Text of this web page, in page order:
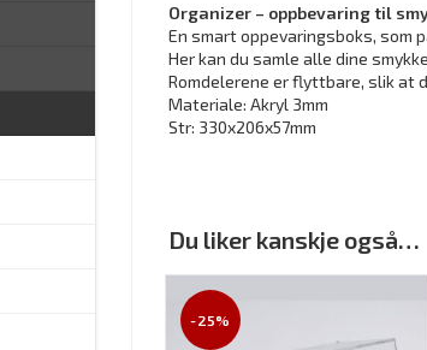
Organizer – oppbevaring til
En smart oppevaringsboks, som
Her kan du samle alle dine
Romdelerene er flyttbare, slik at
Materiale: Akryl 3mm
Str: 330x206x57mm
Du liker kanskje også…
-25%